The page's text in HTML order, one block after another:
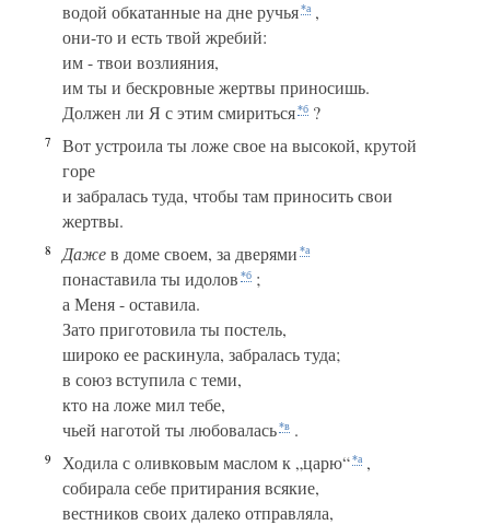
водой обкатанные на дне ручья*а ,
они-то и есть твой жребий:
им - твои возлияния,
им ты и бескровные жертвы приносишь.
Должен ли Я с этим смириться*б ?
7
Вот устроила ты ложе свое на высокой, крутой
горе
и забралась туда, чтобы там приносить свои
жертвы.
8 Дажев доме своем, за дверями *а
понаставила ты идолов *б ;
а Меня - оставила.
Зато приготовила ты постель,
широко ее раскинула, забралась туда;
в союз вступила с теми,
кто на ложе мил тебе,
чьей наготой ты любовалась*в .
9 Ходила с оливковым маслом к „царю“*а ,
собирала себе притирания всякие,
вестников своих далеко отправляла,